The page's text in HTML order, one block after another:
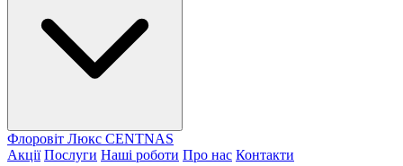
Флоровіт Люкс СENTNAS
Акції Послуги Наші роботи Про нас Контакти